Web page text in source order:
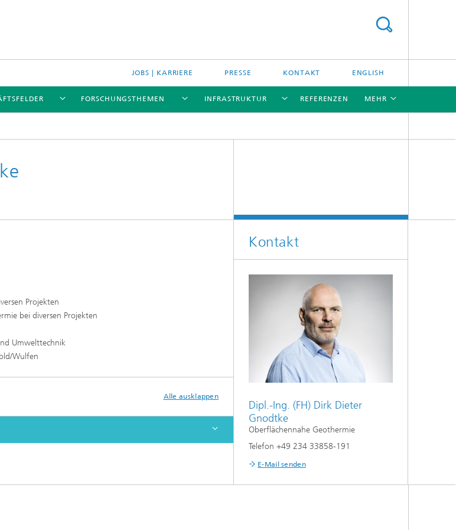
JOBS | KARRIERE PRESSE KONTAKT ENGLISH
FORSCHUNGSTHEMEN INFRASTRUKTUR REFERENZEN MEHR
Projekten
bei diversen Projekten
Umwelttechnik
Wulfen
Alle ausklappen
Kontakt
Dipl.-Ing. (FH) Dirk Dieter
Gnodtke
Oberflächennahe Geothermie
Telefon +49 234 33858-191
E-Mail senden